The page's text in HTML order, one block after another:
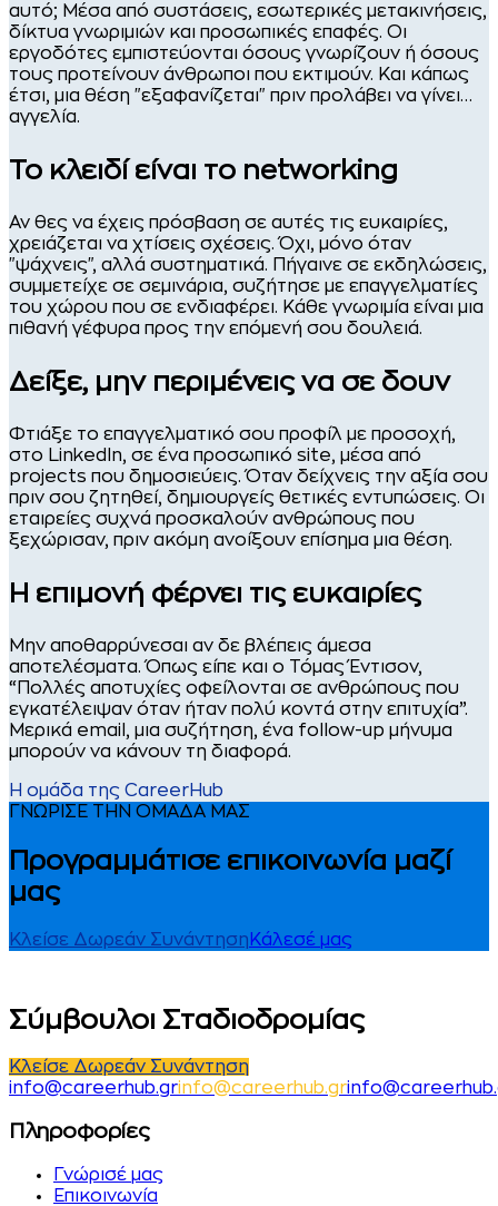
αυτό; Μέσα από συστάσεις, εσωτερικές μετακινήσεις,
δίκτυα γνωριμιών και προσωπικές επαφές. Οι
εργοδότες εμπιστεύονται όσους γνωρίζουν ή όσους
τους προτείνουν άνθρωποι που εκτιμούν. Και κάπως
έτσι, μια θέση "εξαφανίζεται" πριν προλάβει να γίνει…
αγγελία.
Το κλειδί είναι το networking
Αν θες να έχεις πρόσβαση σε αυτές τις ευκαιρίες,
χρειάζεται να χτίσεις σχέσεις. Όχι, μόνο όταν
"ψάχνεις", αλλά συστηματικά. Πήγαινε σε εκδηλώσεις,
συμμετείχε σε σεμινάρια, συζήτησε με επαγγελματίες
του χώρου που σε ενδιαφέρει. Κάθε γνωριμία είναι μια
πιθανή γέφυρα προς την επόμενή σου δουλειά.
Δείξε, μην περιμένεις να σε δουν
Φτιάξε το επαγγελματικό σου προφίλ με προσοχή,
στο LinkedIn, σε ένα προσωπικό site, μέσα από
projects που δημοσιεύεις. Όταν δείχνεις την αξία σου
πριν σου ζητηθεί, δημιουργείς θετικές εντυπώσεις. Οι
εταιρείες συχνά προσκαλούν ανθρώπους που
ξεχώρισαν, πριν ακόμη ανοίξουν επίσημα μια θέση.
Η επιμονή φέρνει τις ευκαιρίες
Μην αποθαρρύνεσαι αν δε βλέπεις άμεσα
αποτελέσματα. Όπως είπε και ο Τόμας Έντισον,
“Πολλές αποτυχίες οφείλονται σε ανθρώπους που
εγκατέλειψαν όταν ήταν πολύ κοντά στην επιτυχία”.
Μερικά email, μια συζήτηση, ένα follow-up μήνυμα
μπορούν να κάνουν τη διαφορά.
Η ομάδα της CareerHub
ΓΝΩΡΙΣΕ ΤΗΝ ΟΜΑΔΑ ΜΑΣ
Προγραμμάτισε επικοινωνία μαζί
μας
Κλείσε Δωρεάν Συνάντηση Κάλεσέ μας
Σύμβουλοι Σταδιοδρομίας
Κλείσε Δωρεάν Συνάντηση
info@careerhub.grinfo@careerhub.gr
Πληροφορίες
Γνώρισέ μας
Επικοινωνία